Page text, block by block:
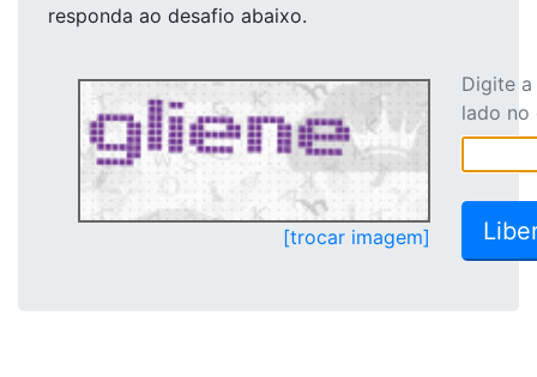
responda ao desafio abaixo.
[trocar imagem]
Digite
lado no